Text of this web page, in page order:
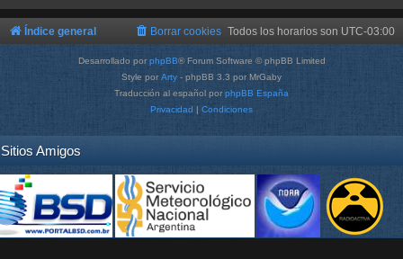
Índice general Todos los horarios son UTC-03:00
Borrar cookies
Desarrollado por phpBB® Forum Software © phpBB Limited
Style por Arty - phpBB 3.3 por MrGaby
Traducción al español por phpBB España
Privacidad | Condiciones
Sitios Amigos